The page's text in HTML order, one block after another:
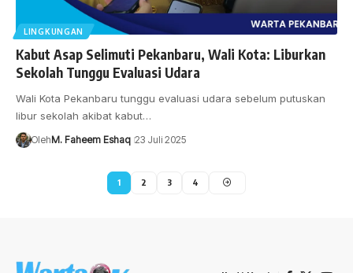
LINGKUNGAN
Kabut Asap Selimuti Pekanbaru, Wali Kota: Liburkan
Sekolah Tunggu Evaluasi Udara
Wali Kota Pekanbaru tunggu evaluasi udara sebelum putuskan
libur sekolah akibat kabut…
OlehM. Faheem Eshaq 23 Juli 2025
1 2 3 4